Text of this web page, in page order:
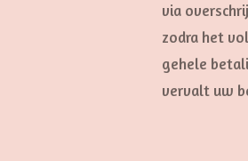
via
zodra het
gehele
vervalt uw